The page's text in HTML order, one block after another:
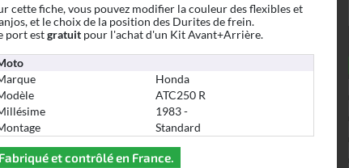
cette fiche, vous pouvez modifier la couleur des flexibles et
et le choix de la position des Durites de frein.
port estgratuitpour l'achat d'un Kit Avant+Arrière.
Honda
ATC250 R
1983 -
Standard
Fabriqué et contrôlé en France.